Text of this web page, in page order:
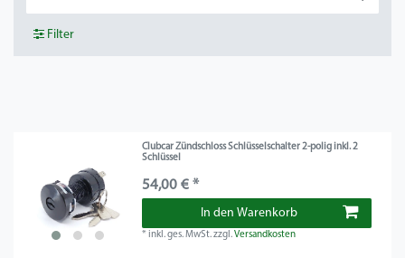
Filter
Clubcar Zündschloss Schlüsselschalter 2-polig inkl. 2
Schlüssel
54,00 € *
In den Warenkorb
*inkl. ges. MwSt.zzgl.Versandkosten